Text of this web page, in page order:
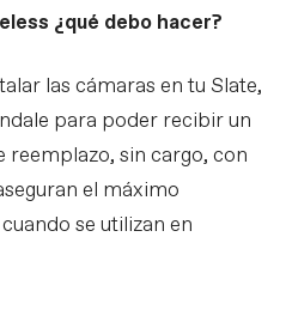
¿qué debo hacer?
las cámaras en tu Slate,
para poder recibir un
reemplazo, sin cargo, con
el máximo
se utilizan en